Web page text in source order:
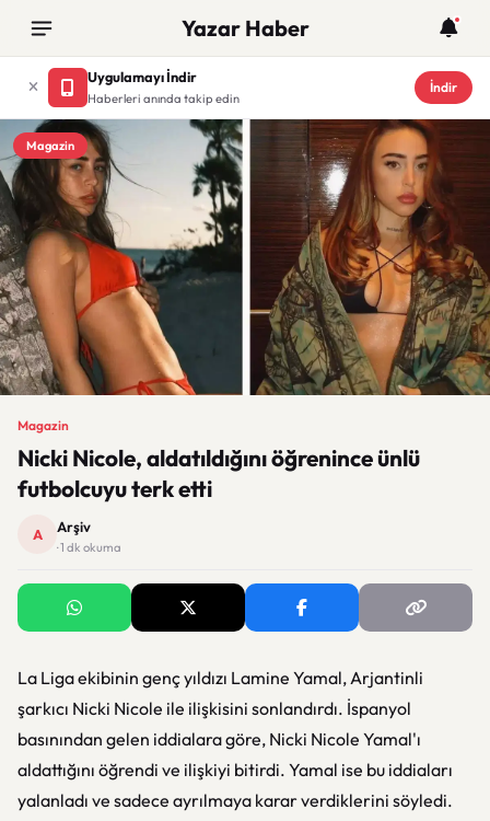
Yazar Haber
Uygulamayı İndir
Haberleri anında takip edin
İndir
Magazin
Magazin
Nicki Nicole, aldatıldığını öğrenince ünlü
futbolcuyu terk etti
A Arşiv
· 1 dk okuma
La Liga ekibinin genç yıldızı Lamine Yamal, Arjantinli
şarkıcı Nicki Nicole ile ilişkisini sonlandırdı. İspanyol
basınından gelen iddialara göre, Nicki Nicole Yamal'ı
aldattığını öğrendi ve ilişkiyi bitirdi. Yamal ise bu iddiaları
yalanladı ve sadece ayrılmaya karar verdiklerini söyledi.